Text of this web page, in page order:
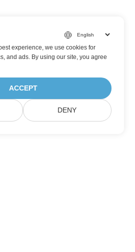
experience, we use cookies for
and ads. By using our site, you agree
ACCEPT
DENY